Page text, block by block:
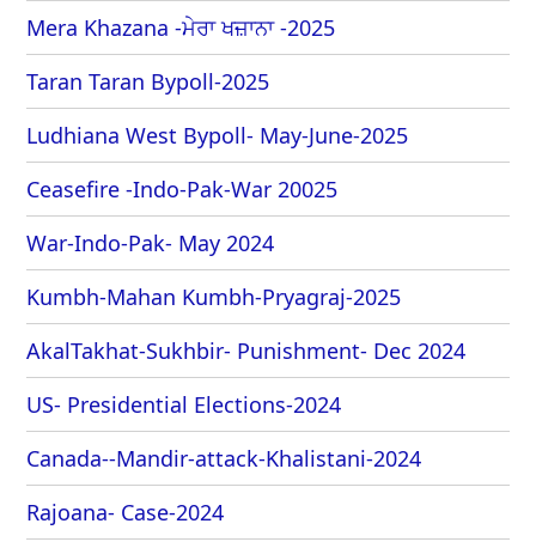
Mera Khazana -ਮੇਰਾ ਖਜ਼ਾਨਾ -2025
Taran Taran Bypoll-2025
Ludhiana West Bypoll- May-June-2025
Ceasefire -Indo-Pak-War 20025
War-Indo-Pak- May 2024
Kumbh-Mahan Kumbh-Pryagraj-2025
AkalTakhat-Sukhbir- Punishment- Dec 2024
US- Presidential Elections-2024
Canada--Mandir-attack-Khalistani-2024
Rajoana- Case-2024